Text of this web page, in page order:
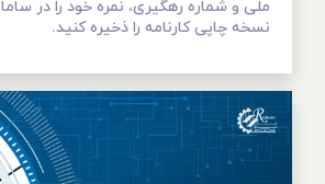
ملی و شماره رهگیری، نمره خود را در
نسخه چاپی کارنامه را ذخیره کنید.